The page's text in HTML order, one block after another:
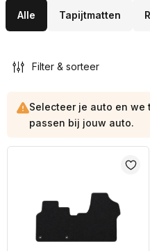
Alle Tapijtmatten
Filter & sorteer
Selecteer je auto en
passen bij jouw auto.